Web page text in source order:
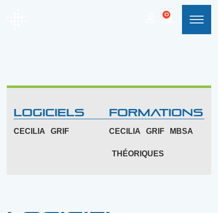
0
LOGICIELS
CECILIA GRIF
Formations
CECILIA GRIF MBSA
THÉORIQUES